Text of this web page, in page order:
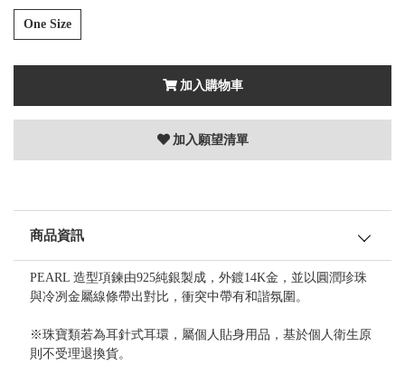
One Size
加入購物車
加入願望清單
商品資訊
PEARL 造型項鍊由925純銀製成，外鍍14K金，並以圓潤珍珠
與冷冽金屬線條帶出對比，衝突中帶有和諧氛圍。
※珠寶類若為耳針式耳環，屬個人貼身用品，基於個人衛生原
則不受理退換貨。